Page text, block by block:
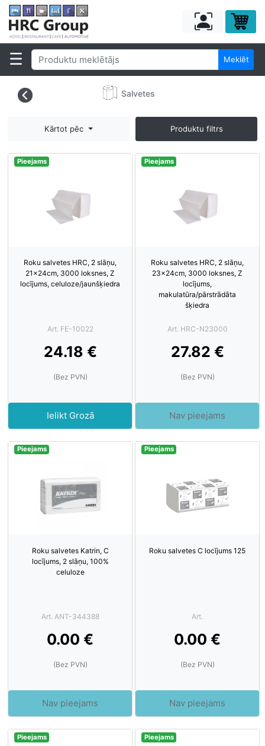
Meklēt
Salvetes
Kārtot pēc Produktu filtrs
Pieejams
Roku salvetes HRC, 2 slāņu,
21x24cm, 3000 loksnes, Z
locījums, celuloze/jaunšķiedra
Art. FE-10022
24.18 €
(Bez PVN)
Ielikt Grozā
Pieejams
Roku salvetes HRC, 2 slāņu,
23x24cm, 3000 loksnes, Z
locījums,
makulatūra/pārstrādāta
šķiedra
Art. HRC-N23000
27.82 €
(Bez PVN)
Nav pieejams
Pieejams
Roku salvetes Katrin, C
locījums, 2 slāņu, 100%
celuloze
Art. ANT-344388
0.00 €
(Bez PVN)
Nav pieejams
Pieejams
Roku salvetes C locījums 125
Art.
0.00 €
(Bez PVN)
Nav pieejams
Pieejams Pieejams